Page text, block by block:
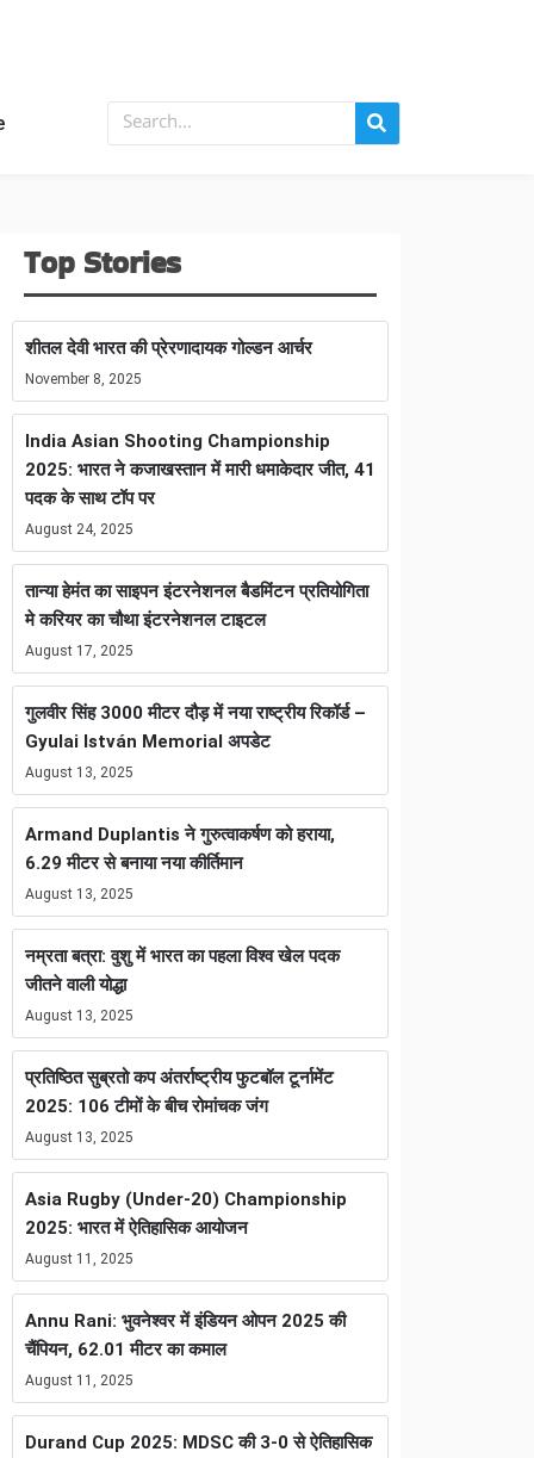
Top Stories
शीतल देवी भारत की प्रेरणादायक गोल्डन आर्चर
November 8, 2025
India Asian Shooting Championship
2025: भारत ने कजाखस्तान में मारी धमाकेदार जीत, 41
पदक के साथ टॉप पर
August 24, 2025
तान्या हेमंत का साइपन इंटरनेशनल बैडमिंटन प्रतियोगिता
मे करियर का चौथा इंटरनेशनल टाइटल
August 17, 2025
गुलवीर सिंह 3000 मीटर दौड़ में नया राष्ट्रीय रिकॉर्ड –
Gyulai István Memorial अपडेट
August 13, 2025
Armand Duplantis ने गुरुत्वाकर्षण को हराया,
6.29 मीटर से बनाया नया कीर्तिमान
August 13, 2025
नम्रता बत्रा: वुशु में भारत का पहला विश्व खेल पदक
जीतने वाली योद्धा
August 13, 2025
प्रतिष्ठित सुब्रतो कप अंतर्राष्ट्रीय फुटबॉल टूर्नामेंट
2025: 106 टीमों के बीच रोमांचक जंग
August 13, 2025
Asia Rugby (Under-20) Championship
2025: भारत में ऐतिहासिक आयोजन
August 11, 2025
Annu Rani: भुवनेश्वर में इंडियन ओपन 2025 की
चैंपियन, 62.01 मीटर का कमाल
August 11, 2025
Durand Cup 2025: MDSC की 3-0 से ऐतिहासिक